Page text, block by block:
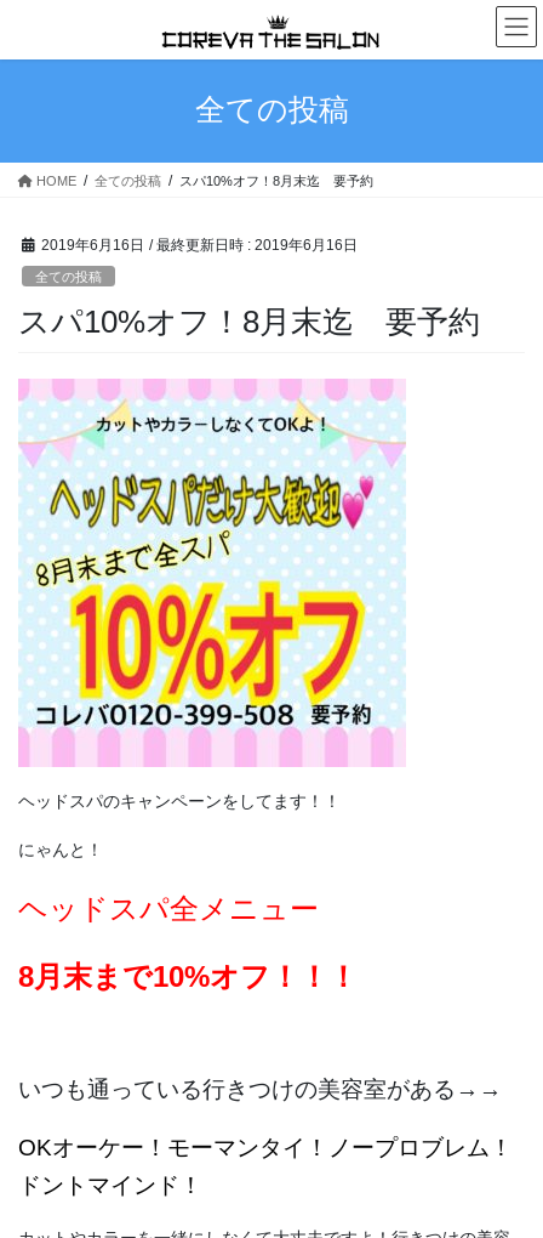
テ
ス
ゲ
ン
全ての投稿
HOME 全ての投稿 スパ10%オフ！8月末迄 要予約
2019年6月16日 / 最終更新日時 : 2019年6月16日
全ての投稿
スパ10%オフ！8月末迄 要予約
ヘッドスパのキャンペーンをしてます！！
にゃんと！
ヘッドスパ全メニュー
8月末まで10%オフ！！！
いつも通っている行きつけの美容室がある→→
OKオーケー！モーマンタイ！ノープロブレム！
ドントマインド！